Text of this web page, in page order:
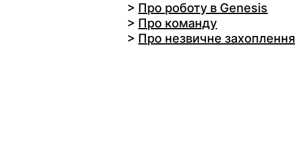
> Про роботу в Genesis
> Про команду
> Про незвичне захоплення